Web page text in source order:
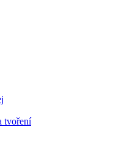
tvoření